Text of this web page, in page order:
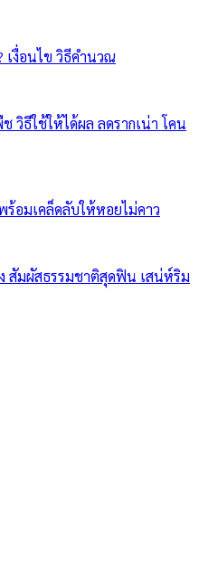
งื่อนไข วิธีคำนวณ
วิธีใช้ให้ได้ผล ลดรากเน่า โคน
อมเคล็ดลับให้หอยไม่คาว
สัมผัสธรรมชาติสุดฟิน เสน่ห์ริม